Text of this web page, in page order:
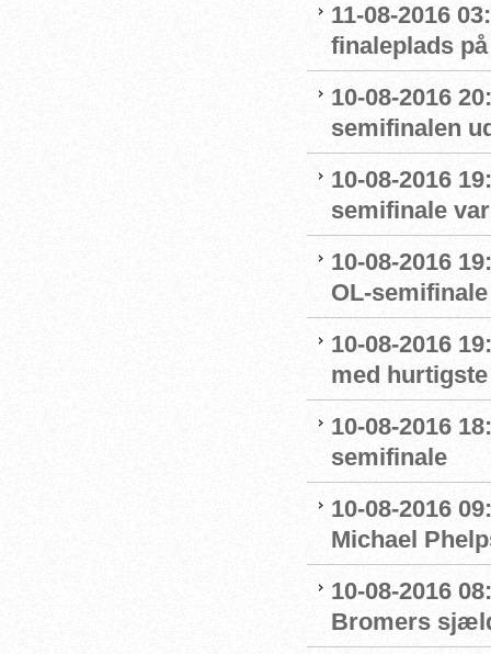
11-08-2016
finaleplads
10-08-2016
semifinalen
10-08-2016
semifinale
10-08-2016
OL-
10-08-2016
med
10-08-2016
semifinale
10-08-2016
Michael
10-08-2016
Bromers